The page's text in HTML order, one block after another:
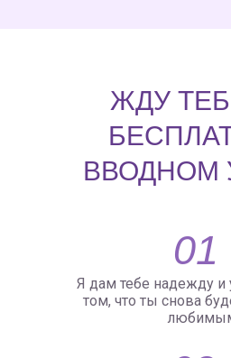
ЖДУ
ВВОДНОМ
01
Я дам тебе надежду и
том, что ты снова